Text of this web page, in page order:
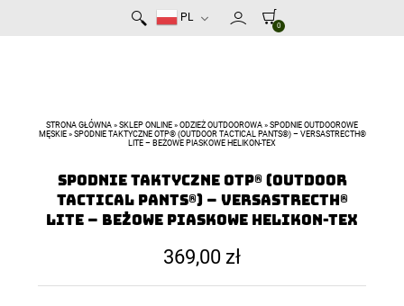
PL
0
STRONA GŁÓWNA » SKLEP ONLINE » ODZIEŻ OUTDOOROWA » SPODNIE OUTDOOROWE
MĘSKIE» SPODNIE TAKTYCZNE OTP® (OUTDOOR TACTICAL PANTS®) – VERSASTRECTH®
LITE – BEŻOWE PIASKOWE HELIKON-TEX
Spodnie Taktyczne OTP® (Outdoor
Tactical Pants®) – VersaStrecth®
Lite – Beżowe Piaskowe Helikon-Tex
369,00 zł